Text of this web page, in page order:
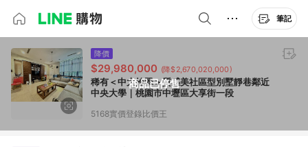
筆記
商品已停售
降價
$29,980,000 (降$2,670,020,000)
稀有＜中大拾翠＞質感美社區型別墅靜巷鄰近
中央大學｜桃園市中壢區大享街一段
5168實價登錄比價王